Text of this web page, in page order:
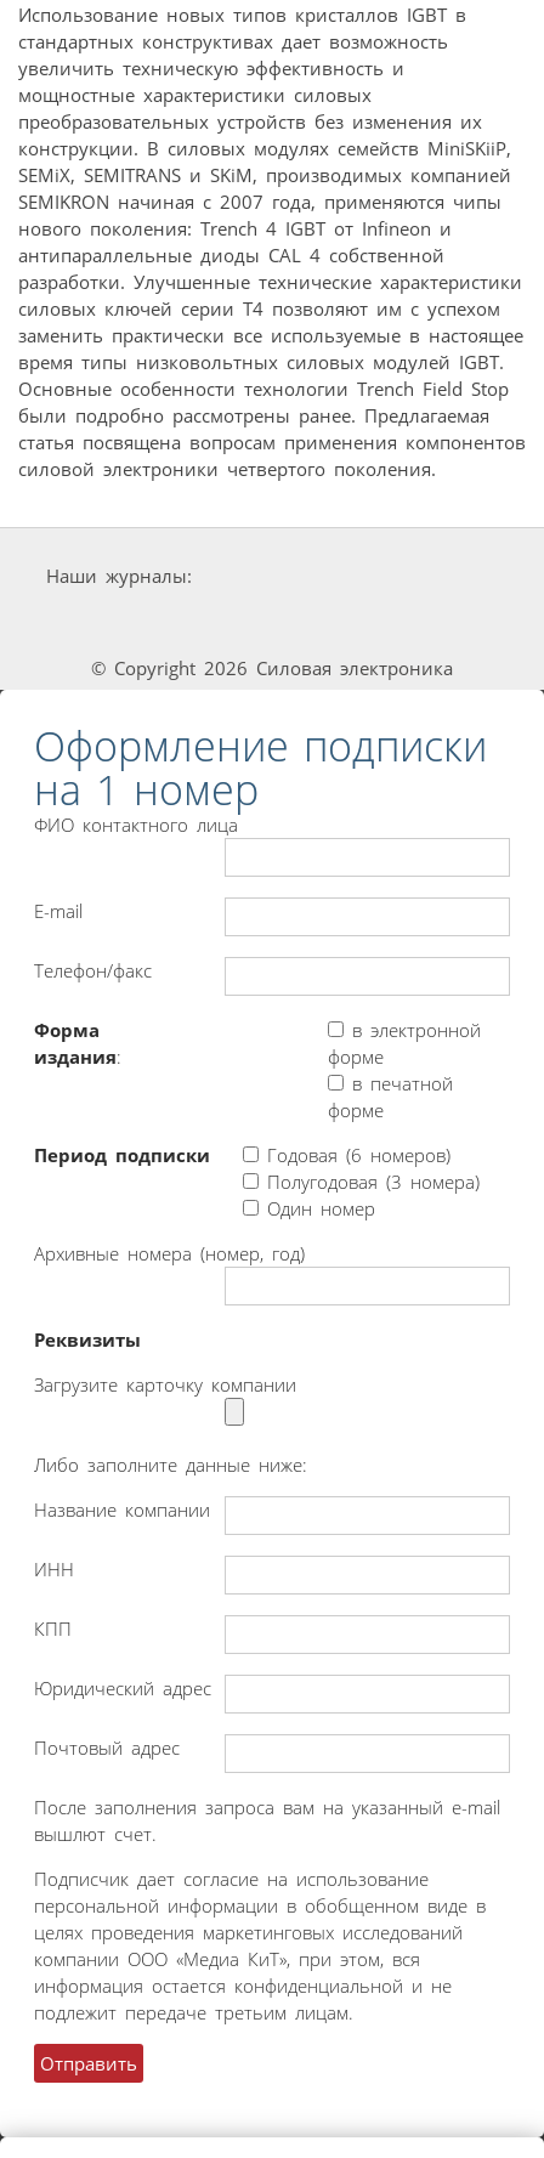
Использование новых типов кристаллов IGBT в
стандартных конструктивах дает возможность
увеличить техническую эффективность и
мощностные характеристики силовых
преобразовательных устройств без изменения их
конструкции. В силовых модулях семейств MiniSKiiP,
SEMiX, SEMITRANS и SKiM, производимых компанией
SEMIKRON начиная с 2007 года, применяются чипы
нового поколения: Trench 4 IGBT от Infineon и
антипараллельные диоды CAL 4 собственной
разработки. Улучшенные технические характеристики
силовых ключей серии Т4 позволяют им с успехом
заменить практически все используемые в настоящее
время типы низковольтных силовых модулей IGBT.
Основные особенности технологии Trench Field Stop
были подробно рассмотрены ранее. Предлагаемая
статья посвящена вопросам применения компонентов
силовой электроники четвертого поколения.
Наши журналы:
© Copyright 2026 Силовая электроника
Оформление подписки
на 1 номер
ФИО контактного лица
E-mail
Телефон/факс
Форма
издания:
в электронной
форме
в печатной
форме
Период подписки
Годовая (6 номеров)
Полугодовая (3 номера)
Один номер
Архивные номера (номер, год)
Реквизиты
Загрузите карточку компании
Либо заполните данные ниже:
Название компании
ИНН
КПП
Юридический адрес
Почтовый адрес
После заполнения запроса вам на указанный e-mail
вышлют счет.
Подписчик дает согласие на использование
персональной информации в обобщенном виде в
целях проведения маркетинговых исследований
компании ООО «Медиа КиТ», при этом, вся
информация остается конфиденциальной и не
подлежит передаче третьим лицам.